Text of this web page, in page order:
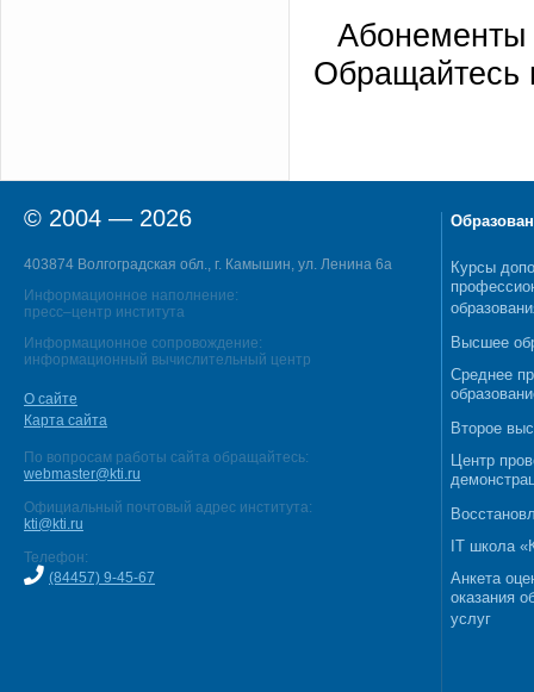
Обращайтесь
© 2004 — 2026
403874 Волгоградская обл., г. Камышин, ул. Ленина 6а
Информационное наполнение:
пресс–центр института
Информационное сопровождение:
информационный вычислительный центр
О сайте
Карта сайта
По вопросам работы сайта обращайтесь:
webmaster@kti.ru
Официальный почтовый адрес института:
kti@kti.ru
Телефон:
(84457) 9-45-67
Курсы
Высшее
Среднее
Второе
Центр
IT школа
Анкета
оказания
услуг